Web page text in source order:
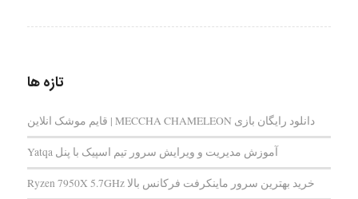
تازه ها
دانلود رایگان بازی MECCHA CHAMELEON | قایم‌ موشک انلاین
آموزش مدیریت و ویرایش سرور تیم اسپیک با پنل Yatqa
خرید بهترین سرور ماینکرفت فرکانس بالا Ryzen 7950X 5.7GHz